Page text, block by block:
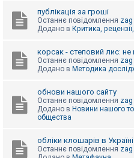
публікація за гроші
Останнє повідомлення zag
Додано в Критика,
корсак - степовий лис: не
Останнє повідомлення zag
Додано в Методика
обнови нашого сайту
Останнє повідомлення zag
Додано в Новини нашого
общества
обліки клошарів в Україні
Останнє повідомлення zag